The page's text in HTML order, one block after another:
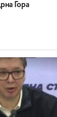
Гора